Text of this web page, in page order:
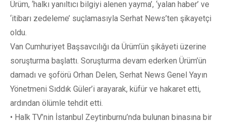
Ürüm, ‘halkı yanıltıcı bilgiyi alenen yayma’, ‘yalan haber’ ve
‘itibarı zedeleme’ suçlamasıyla Serhat News’ten şikayetçi
oldu.
Van Cumhuriyet Başsavcılığı da Ürüm’ün şikâyeti üzerine
soruşturma başlattı. Soruşturma devam ederken Ürüm’ün
damadı ve şoförü Orhan Delen, Serhat News Genel Yayın
Yönetmeni Sıddık Güler’i arayarak, küfür ve hakaret etti,
ardından ölümle tehdit etti.
• Halk TV’nin İstanbul Zeytinburnu’nda bulunan binasına bir